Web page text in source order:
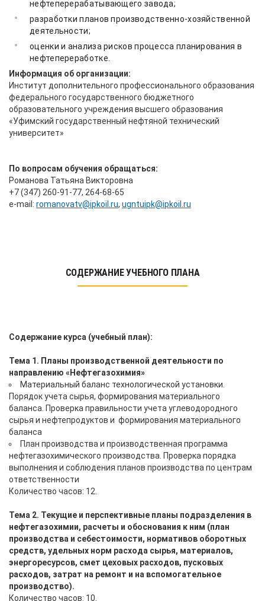
нефтеперерабатывающего завода;
разработки планов производственно-хозяйственной
деятельности;
оценки и анализа рисков процесса планирования в
нефтепереработке.
Информация об организации:
Институт дополнительного профессионального образования
федерального государственного бюджетного
образовательного учреждения высшего образования
«Уфимский государственный нефтяной технический
университет»
По вопросам обучения обращаться:
Романова Татьяна Викторовна
+7 (347) 260-91-77, 264-68-65
е-mail: romanovatv@ipkoil.ru, ugntuipk@ipkoil.ru
СОДЕРЖАНИЕ УЧЕБНОГО ПЛАНА
Содержание курса (учебный план):
Тема 1. Планы производственной деятельности по
направлению «Нефтегазохимия»
Материальный баланс технологической установки.
Порядок учета сырья, формирования материального
баланса. Проверка правильности учета углеводородного
сырья и нефтепродуктов и формирования материального
баланса
План производства и производственная программа
нефтегазохимического производства. Проверка порядка
выполнения и соблюдения планов производства по центрам
ответственности
Количество часов: 12.
Тема 2. Текущие и перспективные планы подразделения в
нефтегазохимии, расчеты и обоснования к ним (план
производства и себестоимости, нормативов оборотных
средств, удельных норм расхода сырья, материалов,
энергоресурсов, смет цеховых расходов, пусковых
расходов, затрат на ремонт и на вспомогательное
производство).
Количество часов: 10.